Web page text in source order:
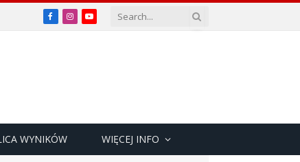
Facebook
InstagramYouTube
WYNIKÓW WIĘCEJ INFO